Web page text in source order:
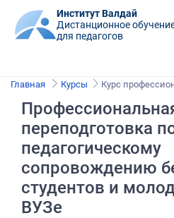
Институт Валдай
Дистанционное
для педагогов
Главная Курсы Курс
переподготовка
педагогическому
сопровождению
студентов и
ВУЗе